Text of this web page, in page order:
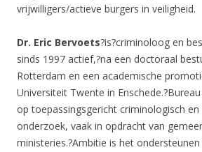
vrijwilligers/actieve burgers in veiligheid.
Dr. Eric Bervoets?is?criminoloog en
sinds 1997 actief,?na een doctoraal
Rotterdam en een academische
Universiteit Twente in
op toepassingsgericht criminologisch en
onderzoek, vaak in opdracht van
ministeries.?Ambitie is het